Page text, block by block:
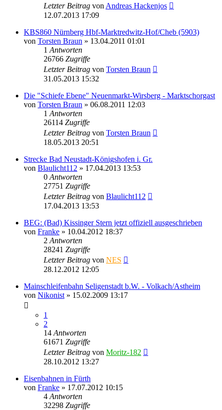
Letzter Beitrag von Andreas Hackenjos
12.07.2013 17:09
KBS860 Nürnberg Hbf-Marktredwitz-Hof/Cheb (5903)
von Torsten Braun » 13.04.2011 01:01
1 Antworten
26766 Zugriffe
Letzter Beitrag von Torsten Braun
31.05.2013 15:32
Die "Schiefe Ebene" Neuenmarkt-Wirsberg - Marktschorgast
von Torsten Braun » 06.08.2011 12:03
1 Antworten
26114 Zugriffe
Letzter Beitrag von Torsten Braun
18.05.2013 20:51
Strecke Bad Neustadt-Königshofen i. Gr.
von Blaulicht112 » 17.04.2013 13:53
0 Antworten
27751 Zugriffe
Letzter Beitrag von Blaulicht112
17.04.2013 13:53
BEG: (Bad) Kissinger Stern jetzt offiziell ausgeschrieben
von Franke » 10.04.2012 18:37
2 Antworten
28241 Zugriffe
Letzter Beitrag von NES
28.12.2012 12:05
Mainschleifenbahn Seligenstadt b.W. - Volkach/Astheim
von Nikonist » 15.02.2009 13:17
1
2
14 Antworten
61671 Zugriffe
Letzter Beitrag von Moritz-182
28.10.2012 13:27
Eisenbahnen in Fürth
von Franke » 17.07.2012 10:15
4 Antworten
32298 Zugriffe